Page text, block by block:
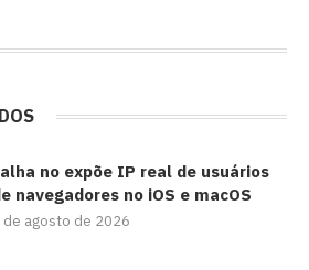
no expõe IP real de usuários
navegadores no iOS e macOS
de agosto de 2026